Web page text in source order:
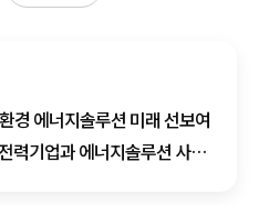
경 에너지솔루션 미래 선보여
력기업과 에너지솔루션 사업